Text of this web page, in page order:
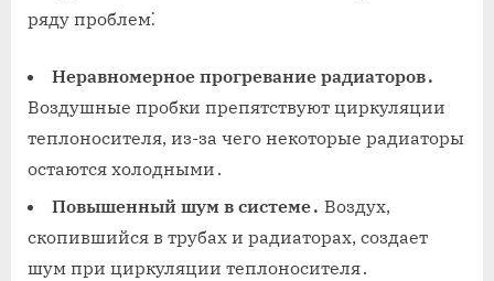
ряду проблем⁚
Неравномерное прогревание радиаторов․
Воздушные пробки препятствуют циркуляции
теплоносителя, из-за чего некоторые радиаторы
остаются холодными․
Повышенный шум в системе․ Воздух,
скопившийся в трубах и радиаторах, создает
шум при циркуляции теплоносителя․